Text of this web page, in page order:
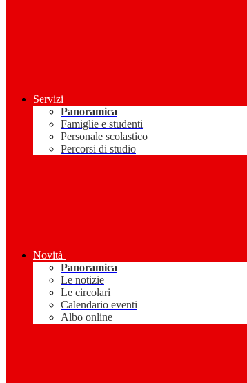
Servizi
Panoramica
Famiglie e studenti
Personale scolastico
Percorsi di studio
Novità
Panoramica
Le notizie
Le circolari
Calendario eventi
Albo online